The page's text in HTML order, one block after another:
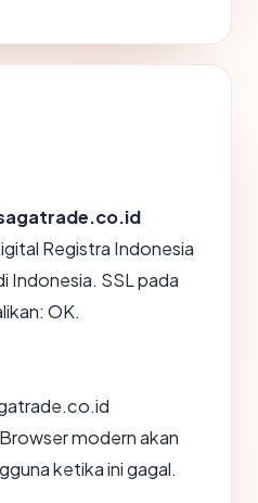
Registra Indonesia
Indonesia. SSL pada
OK.
modern akan
ketika ini gagal.